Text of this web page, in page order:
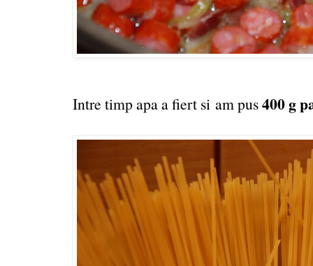
Intre timp apa a fiert si am pus400 g